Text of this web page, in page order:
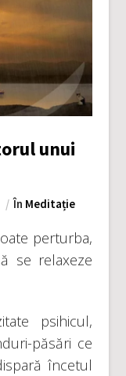
unui
În Meditație
perturba,
se relaxeze
psihicul,
păsări ce
încetul